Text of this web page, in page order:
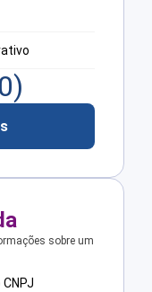
)
sobre um